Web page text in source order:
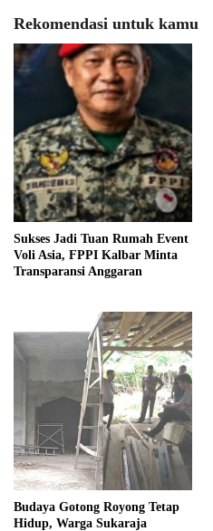
Rekomendasi untuk kamu
Sukses Jadi Tuan Rumah Event
Voli Asia, FPPI Kalbar Minta
Transparansi Anggaran
Budaya Gotong Royong Tetap
Hidup, Warga Sukaraja